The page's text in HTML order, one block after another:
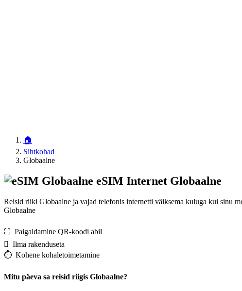
🏠
Sihtkohad
Globaalne
eSIM Internet Globaalne
Reisid riiki Globaalne ja vajad telefonis internetti väiksema kuluga kui sinu
Globaalne
⛶️️ Paigaldamine QR-koodi abil
️ Ilma rakenduseta
⏱️️ Kohene kohaletoimetamine
Mitu päeva sa reisid riigis Globaalne?